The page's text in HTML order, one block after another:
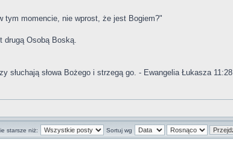
tym momencie, nie wprost, że jest Bogiem?"
Osobą Boską.
słuchają słowa Bożego i strzegą go. - Ewangelia Łukasza 11:28
starsze niż: Sortuj wg